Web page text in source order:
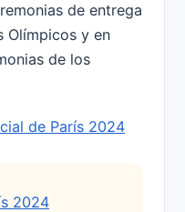
de entrega
Olímpicos y en
de los
de París 2024
2024